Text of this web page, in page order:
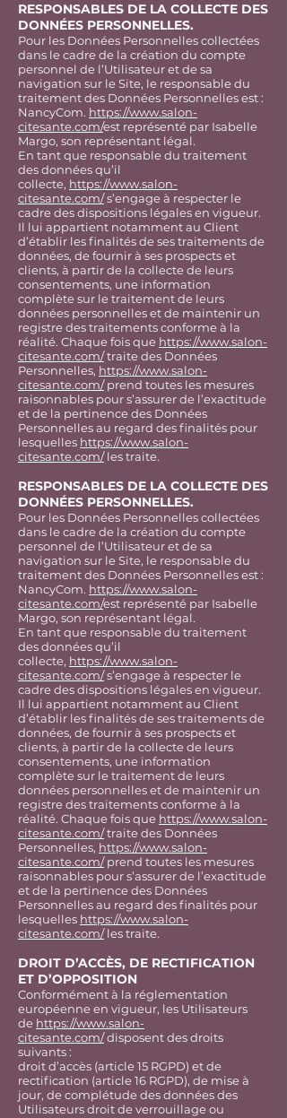
RESPONSABLES DE LA COLLECTE DES
DONNÉES PERSONNELLES.
Pour les Données Personnelles collectées
dans le cadre de la création du compte
personnel de l’Utilisateur et de sa
navigation sur le Site, le responsable du
traitement des Données Personnelles est :
NancyCom. https://www.salon-
citesante.com/est représenté par Isabelle
Margo, son représentant légal.
En tant que responsable du traitement
des données qu’il
collecte, https://www.salon-
citesante.com/s’engage à respecter le
cadre des dispositions légales en vigueur.
Il lui appartient notamment au Client
d’établir les finalités de ses traitements de
données, de fournir à ses prospects et
clients, à partir de la collecte de leurs
consentements, une information
complète sur le traitement de leurs
données personnelles et de maintenir un
registre des traitements conforme à la
réalité. Chaque fois que https://www.salon-
citesante.com/traite des Données
Personnelles, https://www.salon-
citesante.com/prend toutes les mesures
raisonnables pour s’assurer de l’exactitude
et de la pertinence des Données
Personnelles au regard des finalités pour
lesquelles https://www.salon-
citesante.com/les traite.
RESPONSABLES DE LA COLLECTE DES
DONNÉES PERSONNELLES.
Pour les Données Personnelles collectées
dans le cadre de la création du compte
personnel de l’Utilisateur et de sa
navigation sur le Site, le responsable du
traitement des Données Personnelles est :
NancyCom. https://www.salon-
citesante.com/est représenté par Isabelle
Margo, son représentant légal.
En tant que responsable du traitement
des données qu’il
collecte, https://www.salon-
citesante.com/s’engage à respecter le
cadre des dispositions légales en vigueur.
Il lui appartient notamment au Client
d’établir les finalités de ses traitements de
données, de fournir à ses prospects et
clients, à partir de la collecte de leurs
consentements, une information
complète sur le traitement de leurs
données personnelles et de maintenir un
registre des traitements conforme à la
réalité. Chaque fois que https://www.salon-
citesante.com/traite des Données
Personnelles, https://www.salon-
citesante.com/prend toutes les mesures
raisonnables pour s’assurer de l’exactitude
et de la pertinence des Données
Personnelles au regard des finalités pour
lesquelles https://www.salon-
citesante.com/les traite.
DROIT D’ACCÈS, DE RECTIFICATION
ET D’OPPOSITION
Conformément à la réglementation
européenne en vigueur, les Utilisateurs
de https://www.salon-
citesante.com/disposent des droits
suivants :
droit d’accès (article 15 RGPD) et de
rectification (article 16 RGPD), de mise à
jour, de complétude des données des
Utilisateurs droit de verrouillage ou